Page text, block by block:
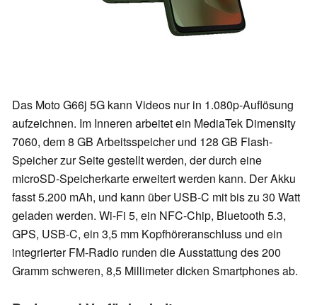
Das Moto G66j 5G kann Videos nur in 1.080p-Auflösung
aufzeichnen. Im Inneren arbeitet ein MediaTek Dimensity
7060, dem 8 GB Arbeitsspeicher und 128 GB Flash-
Speicher zur Seite gestellt werden, der durch eine
microSD-Speicherkarte erweitert werden kann. Der Akku
fasst 5.200 mAh, und kann über USB-C mit bis zu 30 Watt
geladen werden. Wi-Fi 5, ein NFC-Chip, Bluetooth 5.3,
GPS, USB-C, ein 3,5 mm Kopfhöreranschluss und ein
integrierter FM-Radio runden die Ausstattung des 200
Gramm schweren, 8,5 Millimeter dicken Smartphones ab.